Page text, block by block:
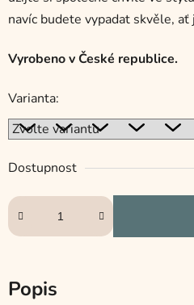
navíc budete vypadat skvěle,
Vyrobeno v České republice.
Varianta:
Dostupnost
Popis